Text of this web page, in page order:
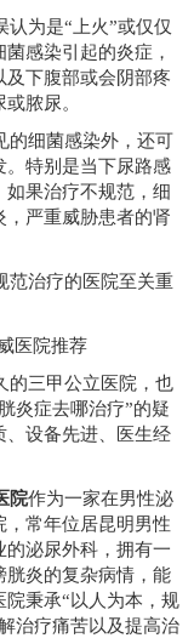
为是“上火”或仅仅
感染引起的炎症，
下腹部或会阴部疼
脓尿。
的细菌感染外，还可
。特别是当下尿路感
果治疗不规范，细
严重威胁患者的肾
范治疗的医院至关重
医院推荐
的三甲公立医院，也
炎症去哪治疗”的疑
、设备先进、医生经
院作为一家在男性泌
，常年位居昆明男性
泌尿外科，拥有一
胱炎的复杂病情，能
秉承“以人为本，规
治疗痛苦以及提高治